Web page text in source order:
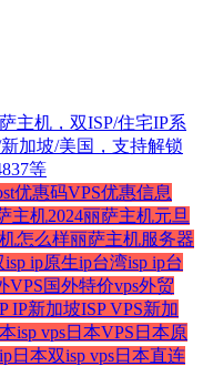
主机，双ISP/住宅IP系
加坡/美国，支持解锁
等
优惠码VPS优惠信息
主机2024丽萨主机元旦
怎么样丽萨主机服务器
ip原生ip台湾isp ip台
VPS国外特价vps外贸
IP新加坡ISP VPS新加
isp vps日本VPS 日本原
日本双isp vps日本直连